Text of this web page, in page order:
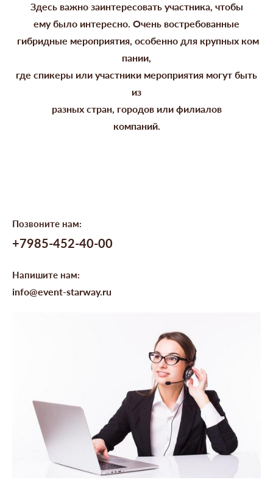
Здесь важно заинтересовать участника, чтобы
ему было интересно. Очень востребованные
гибридные мероприятия, особенно для крупных ком
пании,
где спикеры или участники мероприятия могут быть
из
разных стран, городов или филиалов
компаний.
Позвоните нам:
+7985-452-40-00
Напишите нам:
info@event-starway.ru